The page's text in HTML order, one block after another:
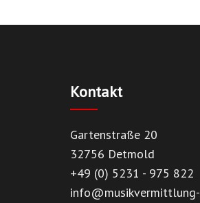
Kontakt
Gartenstraße 20
32756 Detmold
+49 (0) 5231 - 975 822
info@musikvermittlung-